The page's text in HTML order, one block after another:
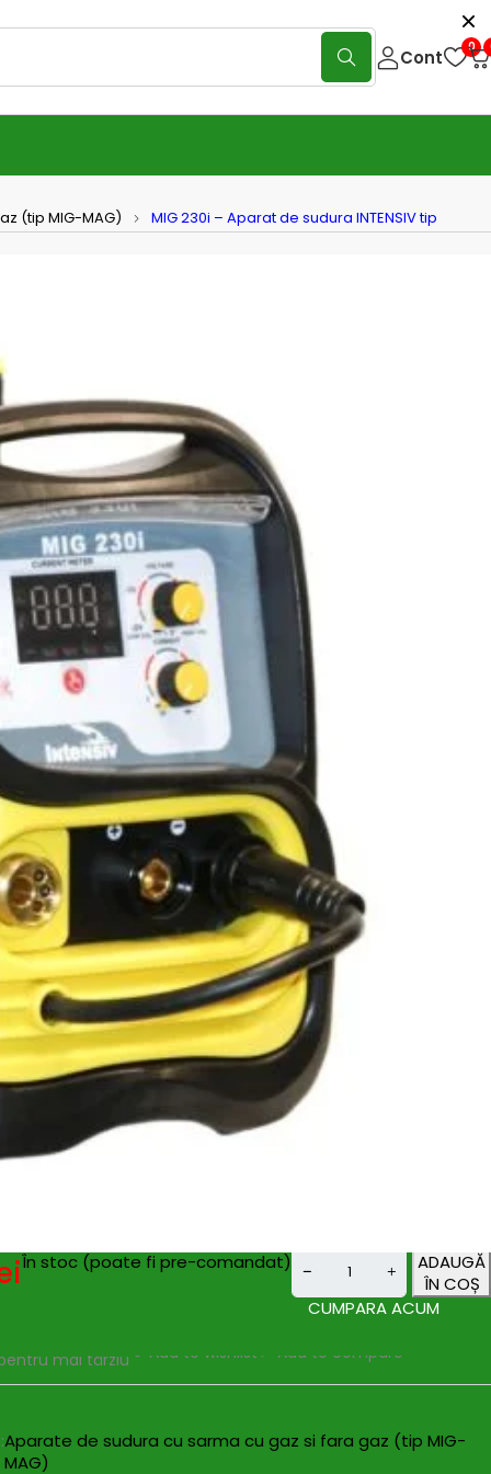
Cont 0
(tip MIG-MAG) MIG 230i – Aparat de sudura INTENSIV tip
TIG/MMA
(0 Reviews) Scrie o recenzie
de Sudura Intensiv MIG/TIG/MMA
un aparat de sudura multiproces, ideal pentru ateliere si
Cu tehnologia de invertor si o putere de 230A,
excelente in sudura MIG-MAG, TIG si MMA.
Sudura
in mediu protejat (CO2, ARGON sau CORGON) sau
flux, perfect pentru suduri in aer liber.
cu materiale de adaos precum inox, otel carbon si
cu electrozi inveliti (inox, fonta, rutilici si bazici), pentru
si rezistente.
Ofera 230A la 30% ciclu de sudura, potrivit pentru lucrari
confectie metalica.
Ajustati curentul de sudura, viteza sarmei si tensiunea
cu potentiometrul.
Fiabil si usor de intretinut, cu protectie termica
Suporta sarma cu diametrul de pana la 200mm (max 5
proiecte de dimensiuni medii.
Capacitate de sudare in trei procese diferite, pentru o
de aplicatii.
de avans a sarmei reglabila si configuratia cu
pentru sudura fara gaz.
Design robust si functionare stabila la curent mic.
utilizare: Ideal pentru tinichigerie, constructii metalice si
230i ofera o solutie de sudura flexibila si eficienta, cu
si performanta excelenta, fiind potrivit pentru ateliere si
metalica.
În stoc (poate fi pre-comandat)
ADAUGĂ
ÎN COȘ
CUMPARA ACUM
mai târziu Add to wishlist Add to compare
Aparate de sudura cu sarma cu gaz si fara gaz (tip MIG-
MAG)